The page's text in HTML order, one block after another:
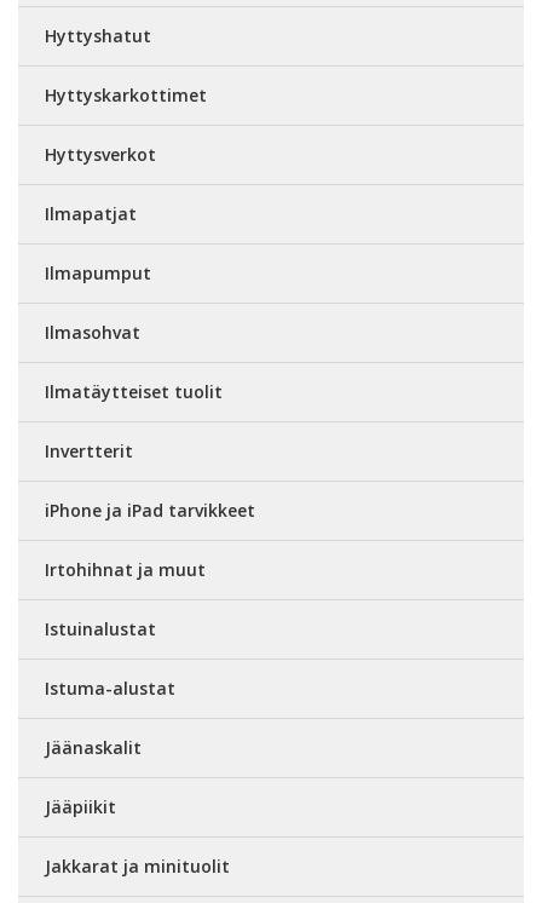
Hyttyshatut
Hyttyskarkottimet
Hyttysverkot
Ilmapatjat
Ilmapumput
Ilmasohvat
Ilmatäytteiset tuolit
Invertterit
iPhone ja iPad tarvikkeet
Irtohihnat ja muut
Istuinalustat
Istuma-alustat
Jäänaskalit
Jääpiikit
Jakkarat ja minituolit